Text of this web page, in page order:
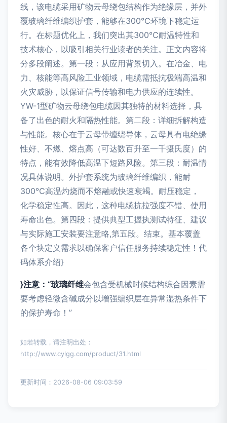
线，该电缆采用矿物云母绕包结构作为绝缘层，并外
覆玻璃纤维编织护套，能够在300℃环境下稳定运
行。在标题优化上，我们突出其300℃耐温特性和
技术核心，以吸引相关行业读者的关注。正文内容将
分多段阐述。第一段：从应用背景切入。在冶金、电
力、核能等高风险工业领域，电缆需抵抗极端高温和
火灾威胁，以保证信号传输和电力供应的连续性。
YW-1型矿物云母绕包电缆因其独特的材料选择，具
备了出色的耐火和隔热性能。第二段：详细拆解构造
与性能。核心在于云母带缠绕导体，云母具有电绝缘
性好、不燃、熔点高（可达数百升至一千摄氏度）的
特点，能有效降低高温下短路风险。第三段：耐温情
况具体说明。外护套系统为玻璃纤维编织，能耐
300℃高温灼烧而不熔融或快速衰竭。耐压稳定，
化学稳定性高。因此，这种电缆抗拉强度不错、使用
寿命出色。第四段：提供典型工握执测试特征、建议
与实际施工安装要注意略,第五段。结束。基本覆盖
各个块定义需求以确保客户信任服务持续稳定性！代
码体系介绍}
}注意：“玻璃纤维会包含受机械时候结构综合因素需
要考虑轻微含碱成分以增强编织层在异常湿热条件下
的保护寿命！”
如若转载，请注明出处：
http://www.cylgg.com/product/31.html
更新时间：2026-08-06 09:03:59